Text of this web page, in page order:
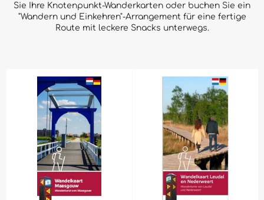
Sie Ihre Knotenpunkt-Wanderkarten oder buchen Sie ein
"Wandern und Einkehren"-Arrangement für eine fertige
Route mit leckere Snacks unterwegs.